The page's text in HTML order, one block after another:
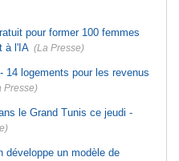
pour former 100 femmes
à l'IA (La Presse)
14 logements pour les revenus
Presse)
le Grand Tunis ce jeudi -
développe un modèle de